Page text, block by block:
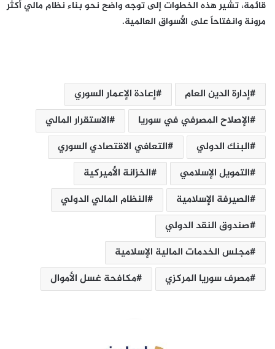
قائمة، تشير هذه الخطوات إلى توجه واضح نحو بناء نظام مالي أكثر
مرونة وانفتاحاً على الأسواق العالمية.
إدارة الدين العام
إعادة الإعمار السوري
الإصلاح المصرفي في سوريا
الاستقرار المالي
البنك ‏الدولي
التعافي الاقتصادي السوري
التمويل الإسلامي
الخزانة الأميركية
الصيرفة الإسلامية
النظام ‏المالي الدولي
صندوق النقد الدولي
مجلس الخدمات المالية ‏الإسلامية
مصرف سوريا المركزي
مكافحة غسل الأموال